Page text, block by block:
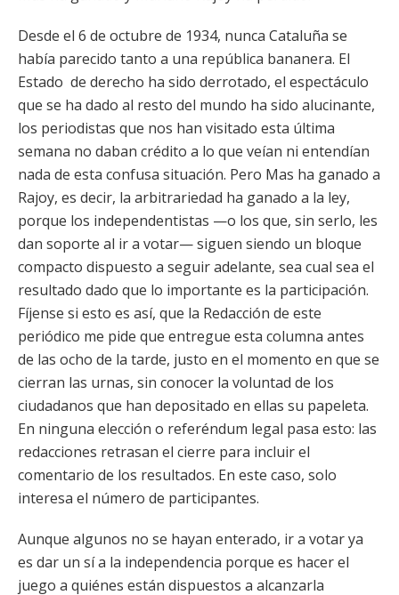
Desde el 6 de octubre de 1934, nunca Cataluña se
había parecido tanto a una república bananera. El
Estado de derecho ha sido derrotado, el espectáculo
que se ha dado al resto del mundo ha sido alucinante,
los periodistas que nos han visitado esta última
semana no daban crédito a lo que veían ni entendían
nada de esta confusa situación. Pero Mas ha ganado a
Rajoy, es decir, la arbitrariedad ha ganado a la ley,
porque los independentistas —o los que, sin serlo, les
dan soporte al ir a votar— siguen siendo un bloque
compacto dispuesto a seguir adelante, sea cual sea el
resultado dado que lo importante es la participación.
Fíjense si esto es así, que la Redacción de este
periódico me pide que entregue esta columna antes
de las ocho de la tarde, justo en el momento en que se
cierran las urnas, sin conocer la voluntad de los
ciudadanos que han depositado en ellas su papeleta.
En ninguna elección o referéndum legal pasa esto: las
redacciones retrasan el cierre para incluir el
comentario de los resultados. En este caso, solo
interesa el número de participantes.
Aunque algunos no se hayan enterado, ir a votar ya
es dar un sí a la independencia porque es hacer el
juego a quiénes están dispuestos a alcanzarla